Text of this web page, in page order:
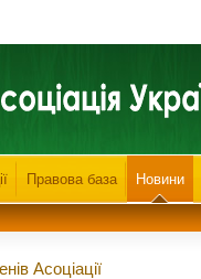
Правова база Новини
Асоціації